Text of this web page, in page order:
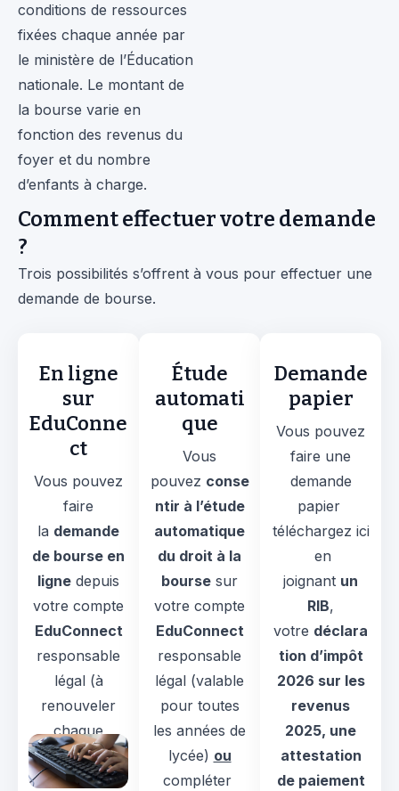
conditions de ressources
fixées chaque année par
le ministère de l’Éducation
nationale. Le montant de
la bourse varie en
fonction des revenus du
foyer et du nombre
d’enfants à charge.
Comment effectuer votre demande
?
Trois possibilités s’offrent à vous pour effectuer une
demande de bourse.
En ligne
sur
EduConne
ct
Vous pouvez
faire
la demande
de bourse en
ligne depuis
votre compte
EduConnect
responsable
légal (à
renouveler
chaque
année)
Étude
automati
que
Vous
pouvez conse
ntir à l’étude
automatique
du droit à la
bourse sur
votre compte
EduConnect
responsable
légal (valable
pour toutes
les années de
lycée) ou
compléter
Demande
papier
Vous pouvez
faire une
demande
papier
téléchargez ici
en
joignant un
RIB,
votre déclara
tion d’impôt
2026 sur les
revenus
2025, une
attestation
de paiement